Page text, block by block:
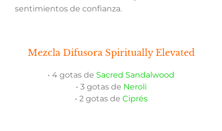
sentimientos de confianza.
Mezcla Difusora Spiritually Elevated
• 4 gotas de Sacred Sandalwood
• 3 gotas de Neroli
• 2 gotas de Ciprés